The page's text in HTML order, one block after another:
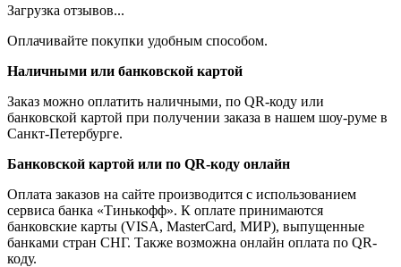
Загрузка отзывов...
Оплачивайте покупки удобным способом.
Наличными или банковской картой
Заказ можно оплатить наличными, по QR-коду или
банковской картой при получении заказа в нашем шоу-руме в
Санкт-Петербурге.
Банковской картой или по QR-коду онлайн
Оплата заказов на сайте производится с использованием
сервиса банка «Тинькофф». К оплате принимаются
банковские карты (VISA, MasterCard, МИР), выпущенные
банками стран СНГ. Также возможна онлайн оплата по QR-
коду.